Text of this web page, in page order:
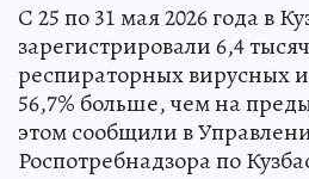
С 25 по 31 мая 2026 года в
зарегистрировали 6,4
респираторных вирусных
56,7% больше, чем на
этом сообщили в
Роспотребнадзора по